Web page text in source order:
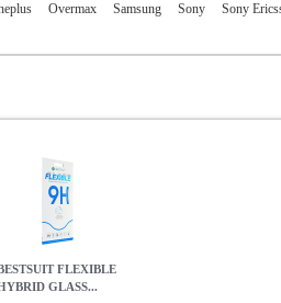
Overmax Samsung Sony Sony
FLEXIBLE
GLASS...